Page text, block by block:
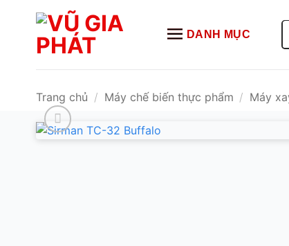
DANH MỤC
Trang chủ / Máy chế biến thực phẩm / Máy